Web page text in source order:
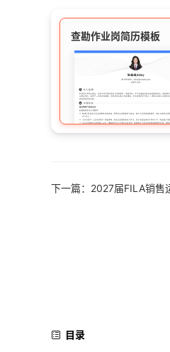
查勘作业岗简历模板
目录